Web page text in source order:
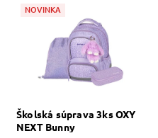
NOVINKA
Školská súprava 3ks OXY
NEXT Bunny